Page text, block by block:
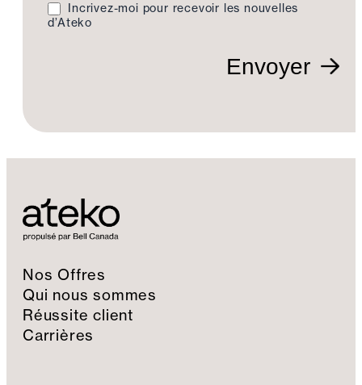
Incrivez-moi pour recevoir les nouvelles
d’Ateko
Envoyer
Nos Offres
Qui nous sommes
Réussite client
Carrières